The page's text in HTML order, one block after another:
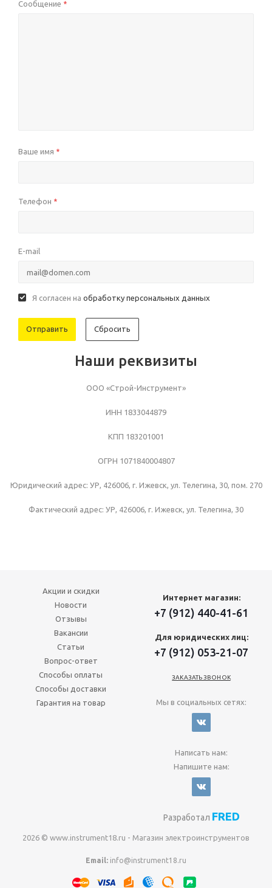
Сообщение *
Ваше имя *
Телефон *
E-mail
Я согласен на обработку персональных данных
Сбросить
Наши реквизиты
ООО «Строй-Инструмент»
ИНН 1833044879
КПП 183201001
ОГРН 1071840004807
Юридический адрес: УР, 426006, г. Ижевск, ул. Телегина, 30, пом. 270
Фактический адрес: УР, 426006, г. Ижевск, ул. Телегина, 30
Акции и скидки
Новости
Отзывы
Вакансии
Статьи
Вопрос-ответ
Способы оплаты
Способы доставки
Гарантия на товар
Интернет магазин:
+7 (912) 440-41-61
Для юридических лиц:
+7 (912) 053-21-07
ЗАКАЗАТЬ ЗВОНОК
Мы в социальных сетях:
Написать нам:
Напишите нам:
Разработал FRED
2026 © www.instrument18.ru - Магазин электроинструментов
Email: info@instrument18.ru